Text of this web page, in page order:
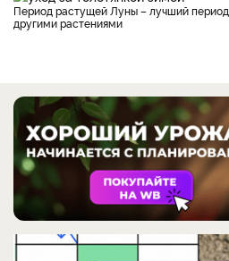
Период растущей Луны – лучший период для ухода за толстянкой и
другими растениями